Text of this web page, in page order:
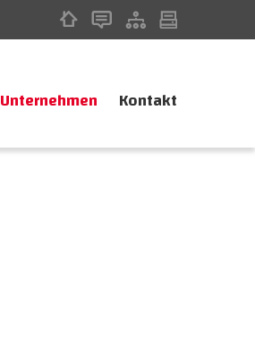
Unternehmen Kontakt